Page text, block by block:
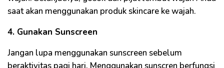
saat akan menggunakan produk skincare ke wajah.
4. Gunakan Sunscreen
Jangan lupa menggunakan sunscreen sebelum
beraktivitas pagi hari. Menggunakan sunscren berfungsi